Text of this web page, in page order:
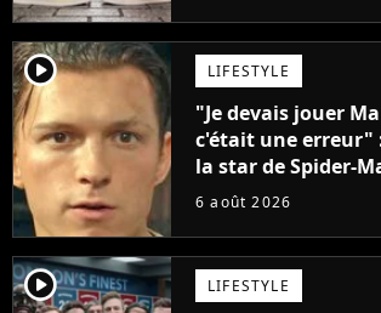
player2 LIFESTYLE
"Je devais jouer
c'était une erreur"
la star de Spider-
pas ce blockbuster
6 août 2026
player2 LIFESTYLE